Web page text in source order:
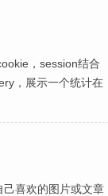
，session结合
，展示一个统计在
己喜欢的图片或文章